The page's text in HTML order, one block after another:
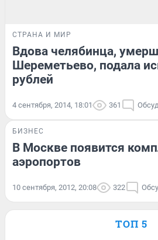
СТРАНА И МИР
Вдова челябинца,
Шереметьево, подала
рублей
4 сентября, 2014, 18:01 361
БИЗНЕС
В Москве появится
аэропортов
10 сентября, 2012, 20:08 322
ТОП 5